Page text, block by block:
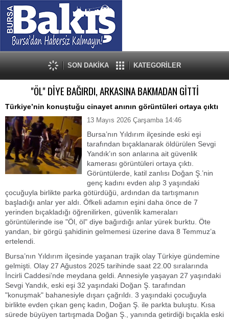
SON DAKİKA KATEGORİLER
"ÖL" DİYE BAĞIRDI, ARKASINA BAKMADAN GİTTİ
Türkiye’nin konuştuğu cinayet anının görüntüleri ortaya çıktı
13 Mayıs 2026 Çarşamba 14:46
Bursa’nın Yıldırım ilçesinde eski eşi
tarafından bıçaklanarak öldürülen Sevgi
Yandık’ın son anlarına ait güvenlik
kamerası görüntüleri ortaya çıktı.
Görüntülerde, katil zanlısı Doğan Ş.’nin
genç kadını evden alıp 3 yaşındaki
çocuğuyla birlikte parka götürdüğü, ardından da tartışmanın
başladığı anlar yer aldı. Öfkeli adamın eşini daha önce de 7
yerinden bıçakladığı öğrenilirken, güvenlik kameraları
görüntülerinde ise "Öl, öl" diye bağırdığı anlar yürek burktu. Öte
yandan, bir görgü şahidinin gelmemesi üzerine dava 8 Temmuz’a
ertelendi.
Bursa’nın Yıldırım ilçesinde yaşanan trajik olay Türkiye gündemine
gelmişti. Olay 27 Ağustos 2025 tarihinde saat 22.00 sıralarında
İncirli Caddesi’nde meydana geldi. Annesiyle yaşayan 27 yaşındaki
Sevgi Yandık, eski eşi 32 yaşındaki Doğan Ş. tarafından
"konuşmak" bahanesiyle dışarı çağrıldı. 3 yaşındaki çocuğuyla
birlikte evden çıkan genç kadın, Doğan Ş. ile parkta buluştu. Kısa
sürede büyüyen tartışmada Doğan Ş., yanında getirdiği bıçakla eski